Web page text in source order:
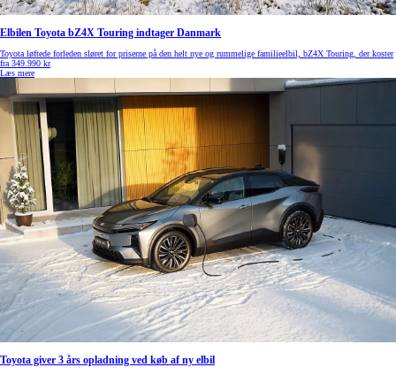
Elbilen Toyota bZ4X Touring indtager Danmark
Toyota løftede forleden sløret for priserne på den helt nye og rummelige familieelbil, bZ4X Touring, der koster
fra 349.990 kr
Læs mere
Toyota giver 3 års opladning ved køb af ny elbil